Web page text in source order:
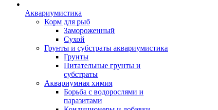
Аквариумистика
Корм для рыб
Замороженный
Сухой
Грунты и субстраты аквариумистика
Грунты
Питательные грунты и
субстраты
Аквариумная химия
Борьба с водорослями и
паразитами